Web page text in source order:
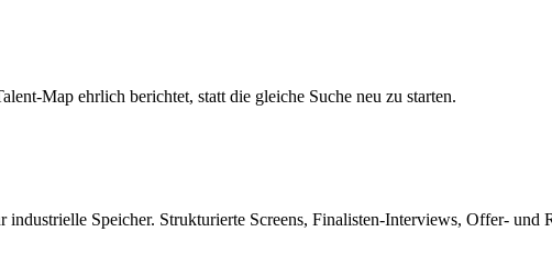
Map ehrlich berichtet, statt die gleiche Suche neu zu starten.
Speicher. Strukturierte Screens, Finalisten-Interviews, Offer- und